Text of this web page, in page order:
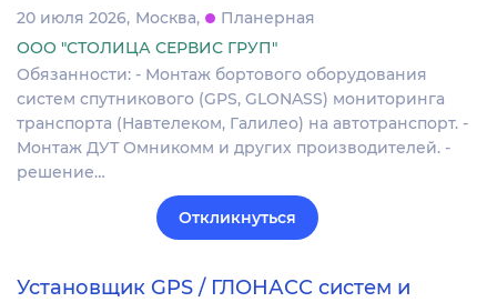
20 июля 2026 Москва
Планерная
ООО "СТОЛИЦА СЕРВИС ГРУП"
Обязанности: - Монтаж бортового оборудования
систем спутникового (GPS, GLONASS) мониторинга
транспорта (Навтелеком, Галилео) на автотранспорт. -
Монтаж ДУТ Омникомм и других производителей. -
решение…
Откликнуться
Установщик GPS / ГЛОНАСС систем и